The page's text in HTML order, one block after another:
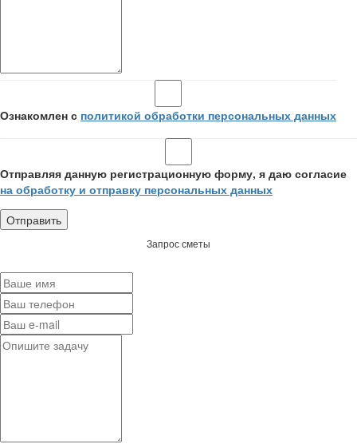
Ознакомлен с политикой обработки персональных данных
Отправляя данную регистрационную форму, я даю согласие
на обработку и отправку персональных данных
Запрос сметы